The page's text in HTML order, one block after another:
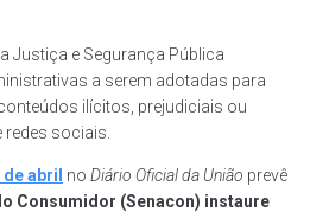
Justiça e Segurança Pública
a serem adotadas para
ilícitos, prejudiciais ou
sociais.
abril no Diário Oficial da União prevê
Consumidor (Senacon) instaure